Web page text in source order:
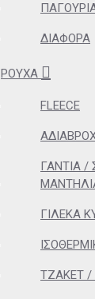
ΔΙΆΦΟΡΑ
ΡΟΎΧΑ
FLEECE
ΓΆΝΤΙΑ /
ΓΙΛΈΚΑ
ΤΖΆΚΕΤ /